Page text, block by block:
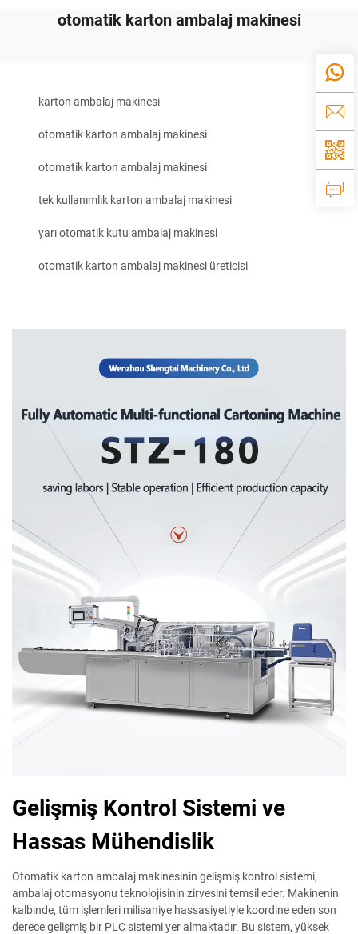
otomatik karton ambalaj makinesi
karton ambalaj makinesi
otomatik karton ambalaj makinesi
otomatik karton ambalaj makinesi
tek kullanımlık karton ambalaj makinesi
yarı otomatik kutu ambalaj makinesi
otomatik karton ambalaj makinesi üreticisi
Gelişmiş Kontrol Sistemi ve
Hassas Mühendislik
Otomatik karton ambalaj makinesinin gelişmiş kontrol sistemi,
ambalaj otomasyonu teknolojisinin zirvesini temsil eder. Makinenin
kalbinde, tüm işlemleri milisaniye hassasiyetiyle koordine eden son
derece gelişmiş bir PLC sistemi yer almaktadır. Bu sistem, yüksek